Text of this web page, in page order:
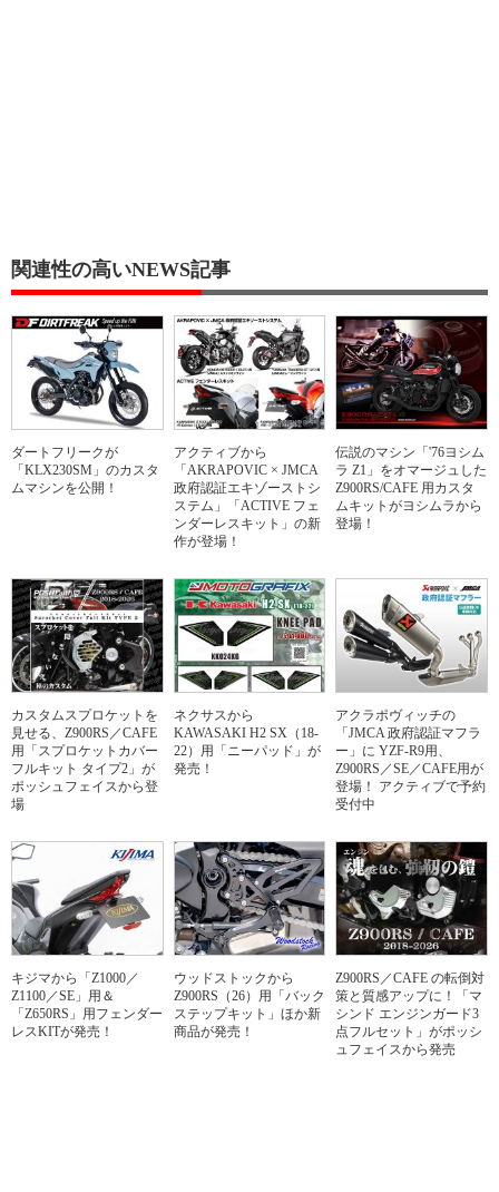
関連性の高いNEWS記事
ダートフリークが
「KLX230SM」のカスタ
ムマシンを公開！
アクティブから
「AKRAPOVIC × JMCA
政府認証エキゾーストシ
ステム」「ACTIVE フェ
ンダーレスキット」の新
作が登場！
伝説のマシン「'76ヨシム
ラ Z1」をオマージュした
Z900RS/CAFE 用カスタ
ムキットがヨシムラから
登場！
カスタムスプロケットを
見せる、Z900RS／CAFE
用「スプロケットカバー
フルキット タイプ2」が
ポッシュフェイスから登
場
ネクサスから
KAWASAKI H2 SX（18-
22）用「ニーパッド」が
発売！
アクラポヴィッチの
「JMCA 政府認証マフラ
ー」に YZF-R9用、
Z900RS／SE／CAFE用が
登場！ アクティブで予約
受付中
キジマから「Z1000／
Z1100／SE」用＆
「Z650RS」用フェンダー
レスKITが発売！
ウッドストックから
Z900RS（26）用「バック
ステップキット」ほか新
商品が発売！
Z900RS／CAFE の転倒対
策と質感アップに！「マ
シンド エンジンガード3
点フルセット」がポッシ
ュフェイスから発売